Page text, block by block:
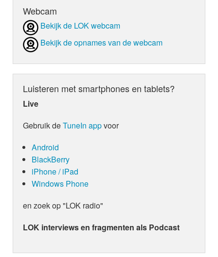
Webcam
Bekijk de LOK webcam
Bekijk de opnames van de webcam
Luisteren met smartphones en tablets?
Live
Gebruik deTuneIn appvoor
Android
BlackBerry
iPhone / iPad
Windows Phone
en zoek op "LOK radio"
LOK interviews en fragmenten als Podcast